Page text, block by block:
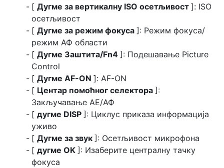
[ Дугме за вертикалну ISO осетљивост ]: ISO
осетљивост
[ Дугме за режим фокуса ]: Режим фокуса/
режим АФ области
[ Дугме Заштита/Fn4 ]: Подешавање Picture
Control
[ Дугме AF-ON ]: AF-ON
[ Центар помоћног селектора ]:
Закључавање АЕ/АФ
[ дугме DISP ]: Циклус приказа информација
уживо
[ Дугме за звук ]: Осетљивост микрофона
[ дугме OK ]: Изаберите централну тачку
фокуса